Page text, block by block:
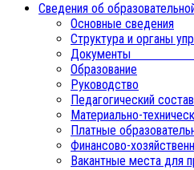
Сведения об
Основные сведения
Структура и органы
Образование
Руководство
Педагогический состав
Материально-
Платные
Финансово-
Вакантные места для